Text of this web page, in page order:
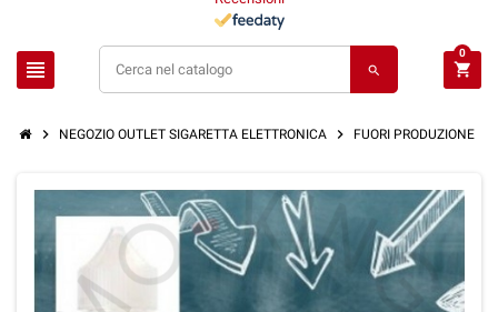
view_headline search shopping_cart
0
chevron_right NEGOZIO OUTLET SIGARETTA ELETTRONICA chevron_right FUORI PRODUZIONE